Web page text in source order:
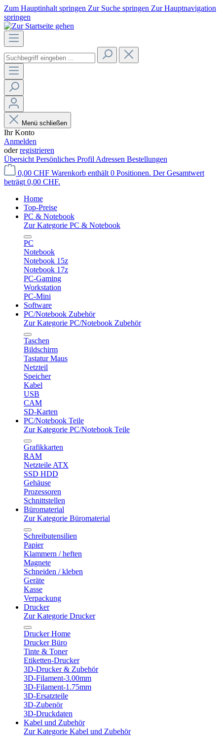
Zum Hauptinhalt springen Zur Suche springen Zur Hauptnavigation
springen
Menü schließen
Ihr Konto
Anmelden
oderregistrieren
Übersicht Persönliches Profil Adressen Bestellungen
0,00 CHF Warenkorb enthält 0 Positionen. Der Gesamtwert
beträgt 0,00 CHF.
Home
Top-Preise
PC & Notebook
Zur Kategorie PC & Notebook
PC
Notebook
Notebook 15z
Notebook 17z
PC-Gaming
Workstation
PC-Mini
Software
PC/Notebook Zubehör
Zur Kategorie PC/Notebook Zubehör
Taschen
Bildschirm
Tastatur Maus
Netzteil
Speicher
Kabel
USB
CAM
SD-Karten
PC/Notebook Teile
Zur Kategorie PC/Notebook Teile
Grafikkarten
RAM
Netzteile ATX
SSD HDD
Gehäuse
Prozessoren
Schnittstellen
Büromaterial
Zur Kategorie Büromaterial
Schreibutensilien
Papier
Klammern / heften
Magnete
Schneiden / kleben
Geräte
Kasse
Verpackung
Drucker
Zur Kategorie Drucker
Drucker Home
Drucker Büro
Tinte & Toner
Etiketten-Drucker
3D-Drucker & Zubehör
3D-Filament-3.00mm
3D-Filament-1.75mm
3D-Ersatzteile
3D-Zubenör
3D-Druckdaten
Kabel und Zubehör
Zur Kategorie Kabel und Zubehör